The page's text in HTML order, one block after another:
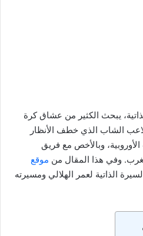
يبحث الكثير من عشاق كرة
الشاب الذي خطف الأنظار
وبالأخص مع فريق
وفي هذا المقال من موقع
الذاتية لعمر الهلالي ومسيرته